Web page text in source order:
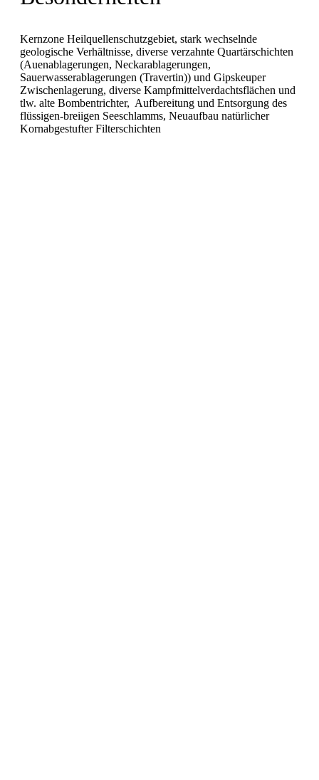
Kernzone Heilquellenschutzgebiet, stark wechselnde
geologische Verhältnisse, diverse verzahnte Quartärschichten
(Auenablagerungen, Neckarablagerungen,
Sauerwasserablagerungen (Travertin)) und Gipskeuper
Zwischenlagerung, diverse Kampfmittelverdachtsflächen und
tlw. alte Bombentrichter, Aufbereitung und Entsorgung des
flüssigen-breiigen Seeschlamms, Neuaufbau natürlicher
Kornabgestufter Filterschichten